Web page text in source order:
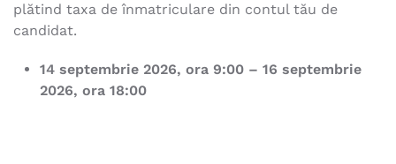
plătind taxa de înmatriculare din contul tău de
candidat.
14 septembrie 2026, ora 9:00 – 16 septembrie
2026, ora 18:00